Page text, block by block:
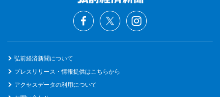
弘前経済新聞について
プレスリリース・情報提供はこちらから
アクセスデータの利用について